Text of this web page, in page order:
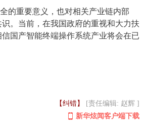
的重要意义，也对相关产业链内部
。当前，在我国政府的重视和大力扶
国产智能终端操作系统产业将会在已
【纠错】
[责任编辑: 赵辉 ]
新华炫闻客户端下载